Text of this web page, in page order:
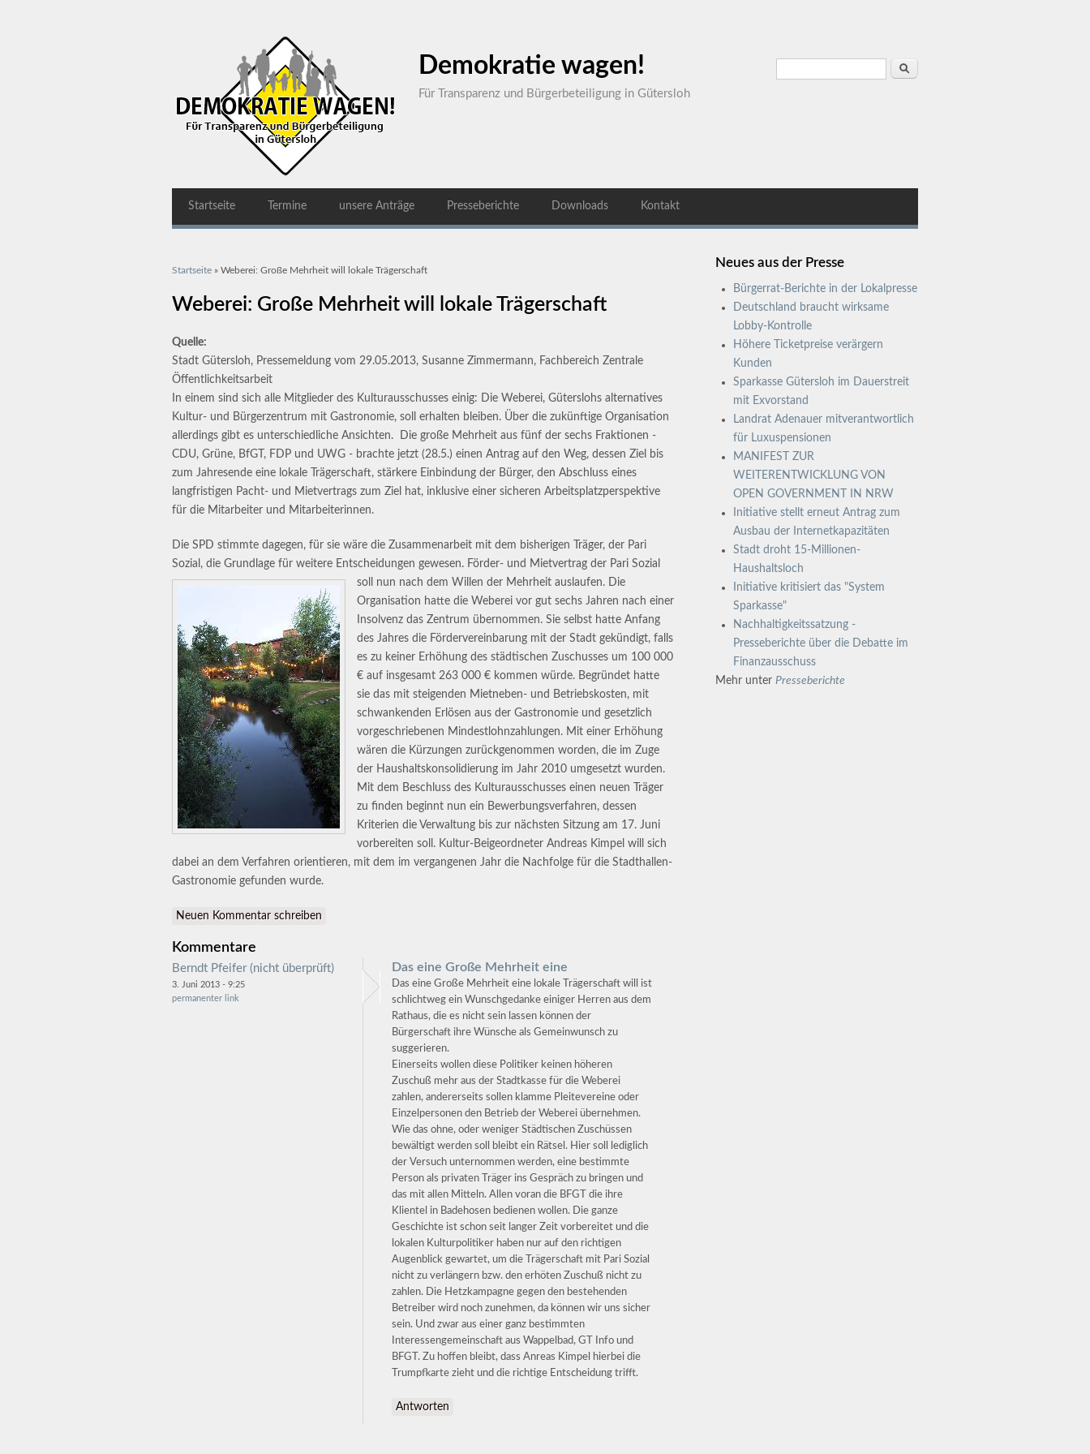
Demokratie wagen!
Für Transparenz und Bürgerbeteiligung in Gütersloh
Suche
Startseite Termine unsere Anträge Presseberichte Downloads Kontakt
Sie sind hier
Startseite » Weberei: Große Mehrheit will lokale Trägerschaft
Weberei: Große Mehrheit will lokale Trägerschaft
Quelle:
Stadt Gütersloh, Pressemeldung vom 29.05.2013, Susanne Zimmermann, Fachbereich Zentrale
Öffentlichkeitsarbeit
In einem sind sich alle Mitglieder des Kulturausschusses einig: Die Weberei, Güterslohs alternatives
Kultur- und Bürgerzentrum mit Gastronomie, soll erhalten bleiben. Über die zukünftige Organisation
allerdings gibt es unterschiedliche Ansichten. Die große Mehrheit aus fünf der sechs Fraktionen -
CDU, Grüne, BfGT, FDP und UWG - brachte jetzt (28.5.) einen Antrag auf den Weg, dessen Ziel bis
zum Jahresende eine lokale Trägerschaft, stärkere Einbindung der Bürger, den Abschluss eines
langfristigen Pacht- und Mietvertrags zum Ziel hat, inklusive einer sicheren Arbeitsplatzperspektive
für die Mitarbeiter und Mitarbeiterinnen.
Die SPD stimmte dagegen, für sie wäre die Zusammenarbeit mit dem bisherigen Träger, der Pari
Sozial, die Grundlage für weitere Entscheidungen gewesen. Förder- und Mietvertrag der Pari Sozial
soll nun nach dem Willen der Mehrheit auslaufen. Die
Organisation hatte die Weberei vor gut sechs Jahren nach einer
Insolvenz das Zentrum übernommen. Sie selbst hatte Anfang
des Jahres die Fördervereinbarung mit der Stadt gekündigt, falls
es zu keiner Erhöhung des städtischen Zuschusses um 100 000
€ auf insgesamt 263 000 € kommen würde. Begründet hatte
sie das mit steigenden Mietneben- und Betriebskosten, mit
schwankenden Erlösen aus der Gastronomie und gesetzlich
vorgeschriebenen Mindestlohnzahlungen. Mit einer Erhöhung
wären die Kürzungen zurückgenommen worden, die im Zuge
der Haushaltskonsolidierung im Jahr 2010 umgesetzt wurden.
Mit dem Beschluss des Kulturausschusses einen neuen Träger
zu finden beginnt nun ein Bewerbungsverfahren, dessen
Kriterien die Verwaltung bis zur nächsten Sitzung am 17. Juni
vorbereiten soll. Kultur-Beigeordneter Andreas Kimpel will sich
dabei an dem Verfahren orientieren, mit dem im vergangenen Jahr die Nachfolge für die Stadthallen-
Gastronomie gefunden wurde.
Neuen Kommentar schreiben
Kommentare
Berndt Pfeifer (nicht überprüft)
3. Juni 2013 - 9:25
permanenter link
Das eine Große Mehrheit eine
Das eine Große Mehrheit eine lokale Trägerschaft will ist
schlichtweg ein Wunschgedanke einiger Herren aus dem
Rathaus, die es nicht sein lassen können der
Bürgerschaft ihre Wünsche als Gemeinwunsch zu
suggerieren.
Einerseits wollen diese Politiker keinen höheren
Zuschuß mehr aus der Stadtkasse für die Weberei
zahlen, andererseits sollen klamme Pleitevereine oder
Einzelpersonen den Betrieb der Weberei übernehmen.
Wie das ohne, oder weniger Städtischen Zuschüssen
bewältigt werden soll bleibt ein Rätsel. Hier soll lediglich
der Versuch unternommen werden, eine bestimmte
Person als privaten Träger ins Gespräch zu bringen und
das mit allen Mitteln. Allen voran die BFGT die ihre
Klientel in Badehosen bedienen wollen. Die ganze
Geschichte ist schon seit langer Zeit vorbereitet und die
lokalen Kulturpolitiker haben nur auf den richtigen
Augenblick gewartet, um die Trägerschaft mit Pari Sozial
nicht zu verlängern bzw. den erhöten Zuschuß nicht zu
zahlen. Die Hetzkampagne gegen den bestehenden
Betreiber wird noch zunehmen, da können wir uns sicher
sein. Und zwar aus einer ganz bestimmten
Interessengemeinschaft aus Wappelbad, GT Info und
BFGT. Zu hoffen bleibt, dass Anreas Kimpel hierbei die
Trumpfkarte zieht und die richtige Entscheidung trifft.
Antworten
Neues aus der Presse
Bürgerrat-Berichte in der Lokalpresse
Deutschland braucht wirksame
Lobby-Kontrolle
Höhere Ticketpreise verärgern
Kunden
Sparkasse Gütersloh im Dauerstreit
mit Exvorstand
Landrat Adenauer mitverantwortlich
für Luxuspensionen
MANIFEST ZUR
WEITERENTWICKLUNG VON
OPEN GOVERNMENT IN NRW
Initiative stellt erneut Antrag zum
Ausbau der Internetkapazitäten
Stadt droht 15-Millionen-
Haushaltsloch
Initiative kritisiert das "System
Sparkasse"
Nachhaltigkeitssatzung -
Presseberichte über die Debatte im
Finanzausschuss
Mehr unter Presseberichte